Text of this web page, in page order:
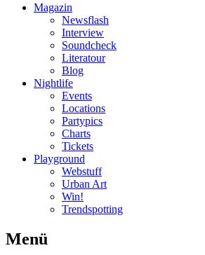
Magazin
Newsflash
Interview
Soundcheck
Literatour
Blog
Nightlife
Events
Locations
Partypics
Charts
Tickets
Playground
Webstuff
Urban Art
Win!
Trendspotting
Menü